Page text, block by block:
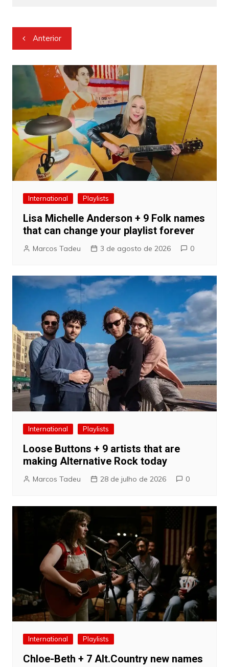
Navegação
de
Post
Anterior
International Playlists
Lisa Michelle Anderson + 9 Folk names
that can change your playlist forever
Marcos Tadeu 3 de agosto de 2026 0
International Playlists
Loose Buttons + 9 artists that are
making Alternative Rock today
Marcos Tadeu 28 de julho de 2026 0
International Playlists
Chloe-Beth + 7 Alt.Country new names